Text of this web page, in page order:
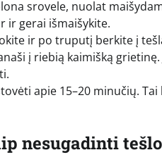
srovele, nuolat
ir gerai išmaišykite.
ir po truputį berkite į
į riebią kaimišką
apie 15–20 minučių.
nesugadinti